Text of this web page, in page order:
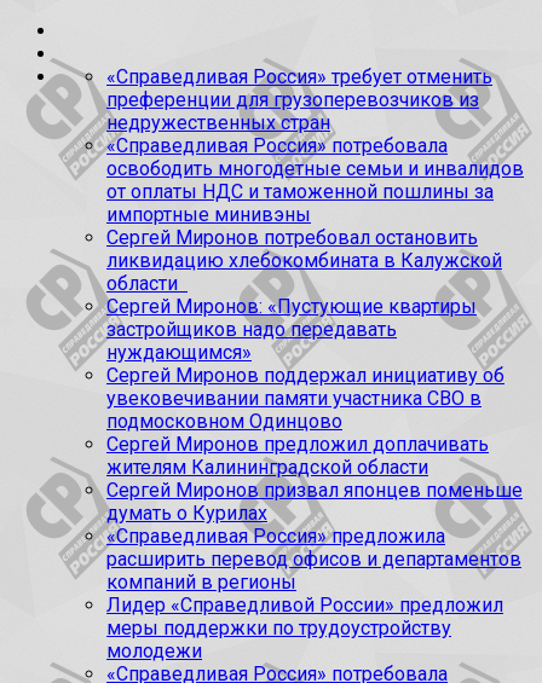
«Справедливая Россия» требует отменить
преференции для грузоперевозчиков из
недружественных стран
«Справедливая Россия» потребовала
освободить многодетные семьи и инвалидов
от оплаты НДС и таможенной пошлины за
импортные минивэны
Сергей Миронов потребовал остановить
ликвидацию хлебокомбината в Калужской
области
Сергей Миронов: «Пустующие квартиры
застройщиков надо передавать
нуждающимся»
Сергей Миронов поддержал инициативу об
увековечивании памяти участника СВО в
подмосковном Одинцово
Сергей Миронов предложил доплачивать
жителям Калининградской области
Сергей Миронов призвал японцев поменьше
думать о Курилах
«Справедливая Россия» предложила
расширить перевод офисов и департаментов
компаний в регионы
Лидер «Справедливой России» предложил
меры поддержки по трудоустройству
молодежи
«Справедливая Россия» потребовала